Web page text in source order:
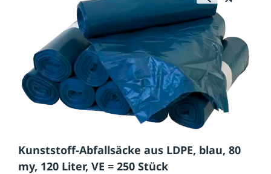
Kunststoff-Abfallsäcke aus LDPE, blau, 80
my, 120 Liter, VE = 250 Stück